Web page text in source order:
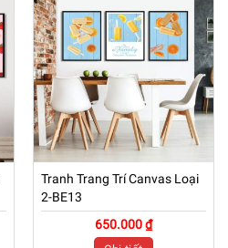
Tranh Trang Trí Canvas Loại
2-BE13
650.000 ₫